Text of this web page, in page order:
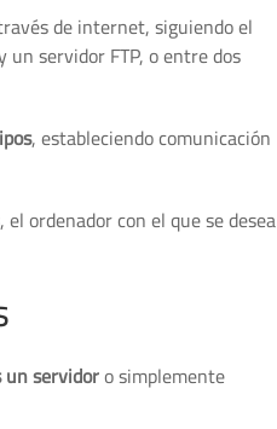
de internet, siguiendo el
servidor FTP, o entre dos
, estableciendo comunicación
ordenador con el que se desea
servidoro simplemente